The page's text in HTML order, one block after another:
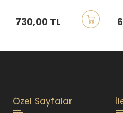
730,00 TL
Özel Sayfalar